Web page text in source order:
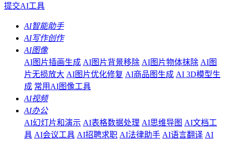
提交AI工具
AI智能助手
AI写作创作
AI图像
AI图片插画生成 AI图片背景移除 AI图片物体抹除 AI图
片无损放大 AI图片优化修复 AI商品图生成 AI 3D模型生
成 常用AI图像工具
AI视频
AI办公
AI幻灯片和演示 AI表格数据处理 AI思维导图 AI文档工
具 AI会议工具 AI招聘求职 AI法律助手 AI语言翻译 AI